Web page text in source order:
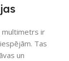
multimetrs ir
Tas
un